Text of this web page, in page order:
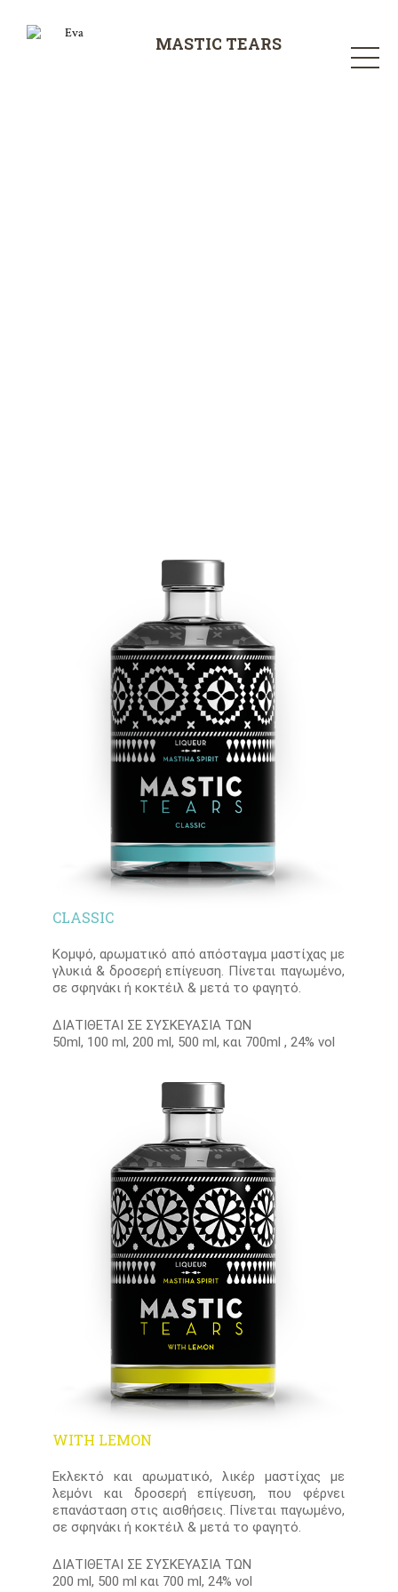
MASTIC TEARS
CLASSIC
Κομψό, αρωματικό από απόσταγμα μαστίχας με
γλυκιά & δροσερή επίγευση. Πίνεται παγωμένο,
σε σφηνάκι ή κοκτέιλ & μετά το φαγητό.
ΔΙΑΤΙΘΕΤΑΙ ΣΕ ΣΥΣΚΕΥΑΣΙΑ ΤΩΝ
50ml, 100 ml, 200 ml, 500 ml, και 700ml , 24% vol
WITH LEMON
Εκλεκτό και αρωματικό, λικέρ μαστίχας με
λεμόνι και δροσερή επίγευση, που φέρνει
επανάσταση στις αισθήσεις. Πίνεται παγωμένο,
σε σφηνάκι ή κοκτέιλ & μετά το φαγητό.
ΔΙΑΤΙΘΕΤΑΙ ΣΕ ΣΥΣΚΕΥΑΣΙΑ ΤΩΝ
200 ml, 500 ml και 700 ml, 24% vol